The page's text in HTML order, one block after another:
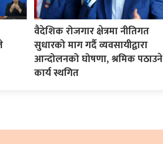
वैदेशिक रोजगार क्षेत्रमा नीतिगत
सुधारको माग गर्दै व्यवसायीद्वारा
आन्दोलनको घोषणा, श्रमिक पठाउने
कार्य स्थगित